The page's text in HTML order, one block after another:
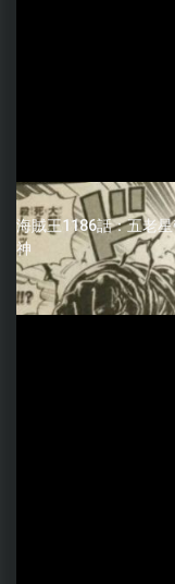
海賊王1186話：五老
神